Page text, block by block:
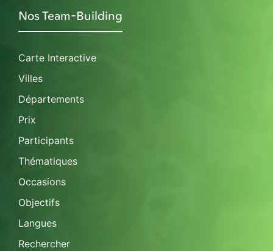
Nos Team-Building
Carte Interactive
Villes
Départements
Prix
Participants
Thématiques
Occasions
Objectifs
Langues
Rechercher